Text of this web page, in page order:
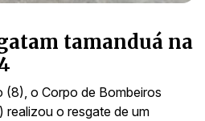
tamanduá na
(8), o Corpo de Bombeiros
realizou o resgate de um